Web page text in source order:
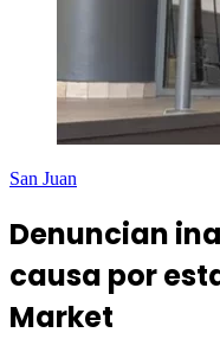
San Juan
Denuncian
causa por
Market